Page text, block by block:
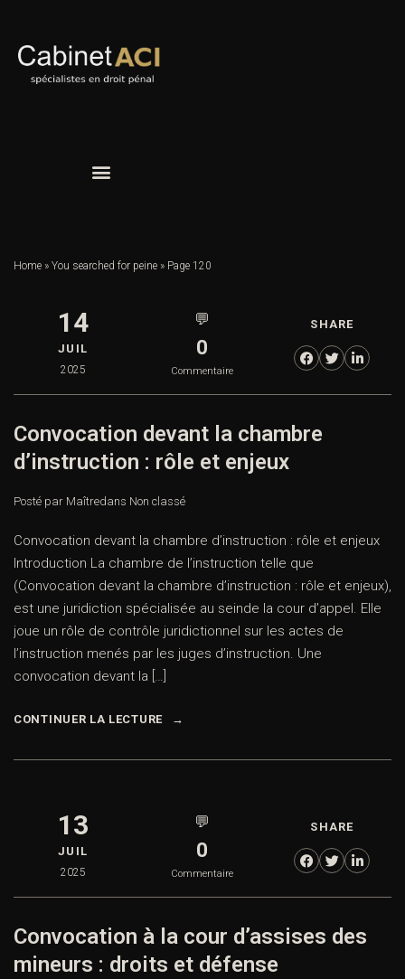
Home » You searched for peine » Page 120
14
JUIL
2025
💬
0
Commentaire
SHARE
Convocation devant la chambre
d’instruction : rôle et enjeux
Posté par Maîtredans Non classé
Convocation devant la chambre d’instruction : rôle et enjeux
Introduction La chambre de l’instruction telle que
(Convocation devant la chambre d’instruction : rôle et enjeux),
est une juridiction spécialisée au seinde la cour d’appel. Elle
joue un rôle de contrôle juridictionnel sur les actes de
l’instruction menés par les juges d’instruction. Une
convocation devant la […]
CONTINUER LA LECTURE
13
JUIL
2025
💬
0
Commentaire
SHARE
Convocation à la cour d’assises des
mineurs : droits et défense